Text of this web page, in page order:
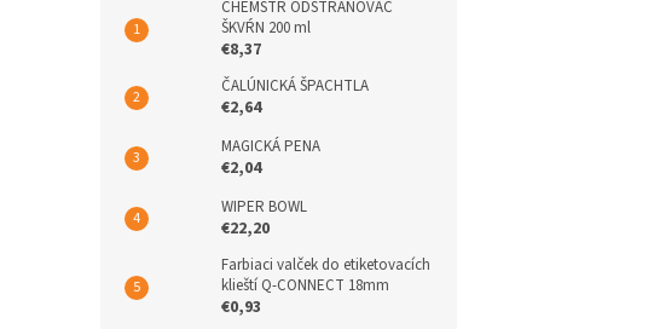
CHEMSTR ODSTRAŇOVAČ
ŠKVŔN 200 ml
€8,37
ČALÚNICKÁ ŠPACHTLA
€2,64
MAGICKÁ PENA
€2,04
WIPER BOWL
€22,20
Farbiaci valček do etiketovacích
klieští Q-CONNECT 18mm
€0,93